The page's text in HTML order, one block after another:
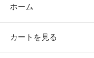
ホーム
カートを見る